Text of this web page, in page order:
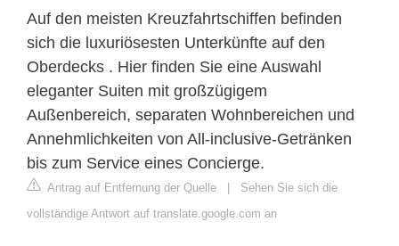
Auf den meisten Kreuzfahrtschiffen befinden
sich die luxuriösesten Unterkünfte auf den
Oberdecks . Hier finden Sie eine Auswahl
eleganter Suiten mit großzügigem
Außenbereich, separaten Wohnbereichen und
Annehmlichkeiten von All-inclusive-Getränken
bis zum Service eines Concierge.
Antrag auf Entfernung der Quelle | Sehen Sie sich die
vollständige Antwort auf translate.google.com an